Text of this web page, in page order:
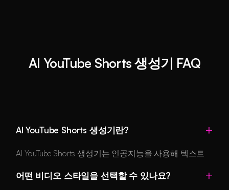
AI YouTube Shorts 생성기 FAQ
AI YouTube Shorts 생성기란?
AI YouTube Shorts 생성기는 인공지능을 사용해 텍스트
도구입니다. 어울리는 비주얼을 자동으로 생성하고, 내
어떤 비디오 스타일을 선택할 수 있나요?